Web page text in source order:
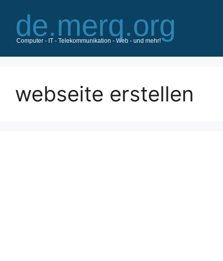
Inhalt
springen
webseite erstellen